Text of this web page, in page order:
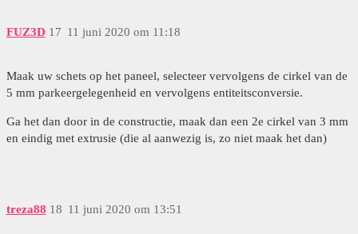
FUZ3D 11 juni 2020 om 11:18
17
Maak uw schets op het paneel, selecteer vervolgens de cirkel van de
5 mm parkeergelegenheid en vervolgens entiteitsconversie.
Ga het dan door in de constructie, maak dan een 2e cirkel van 3 mm
en eindig met extrusie (die al aanwezig is, zo niet maak het dan)
treza88 11 juni 2020 om 13:51
18